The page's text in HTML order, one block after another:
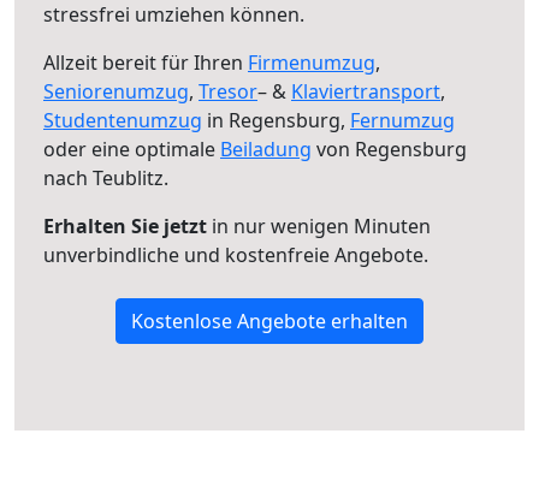
stressfrei umziehen können.
Allzeit bereit für Ihren Firmenumzug,
Seniorenumzug, Tresor– & Klaviertransport,
Studentenumzug in Regensburg, Fernumzug
oder eine optimale Beiladung von Regensburg
nach Teublitz.
Erhalten Sie jetzt in nur wenigen Minuten
unverbindliche und kostenfreie Angebote.
Kostenlose Angebote erhalten